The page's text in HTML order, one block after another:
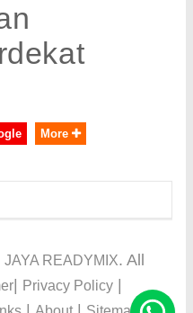
More
JAYA READYMIX. All
Privacy Policy